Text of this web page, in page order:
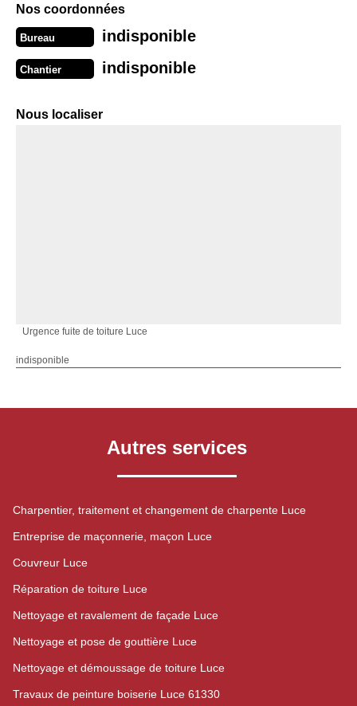
Nos coordonnées
Bureau indisponible
Chantier indisponible
Nous localiser
Urgence fuite de toiture Luce
indisponible
Autres services
Charpentier, traitement et changement de charpente Luce
Entreprise de maçonnerie, maçon Luce
Couvreur Luce
Réparation de toiture Luce
Nettoyage et ravalement de façade Luce
Nettoyage et pose de gouttière Luce
Nettoyage et démoussage de toiture Luce
Travaux de peinture boiserie Luce 61330